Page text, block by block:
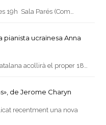
19h Sala Parés (Com…
ucraïnesa Anna
acollirà el proper 18…
de Jerome Charyn
recentment una nova